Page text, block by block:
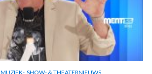
MUZIEK-, SHOW- & THEATERNIEUWS